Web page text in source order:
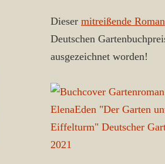
Dieser mitreißende Roman
Deutschen
ausgezeichnet worden!